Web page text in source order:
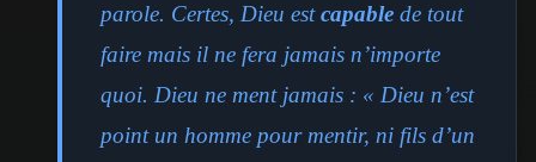
parole. Certes, Dieu estcapable de tout
faire mais il ne fera jamais n’importe
quoi. Dieu ne ment jamais : « Dieu n’est
point un homme pour mentir, ni fils d’un